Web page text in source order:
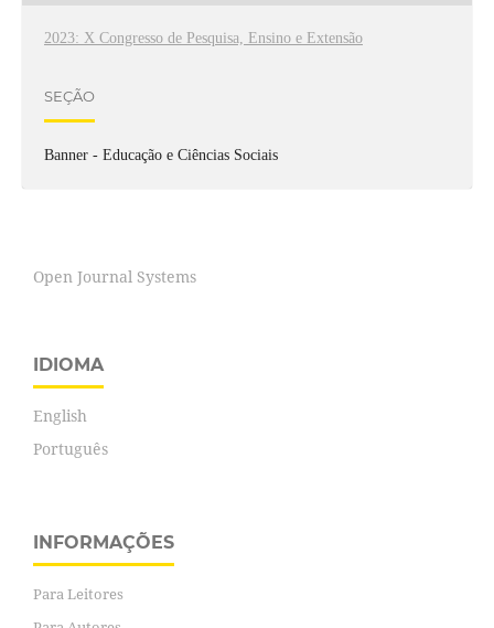
2023: X Congresso de Pesquisa, Ensino e Extensão
SEÇÃO
Banner - Educação e Ciências Sociais
Open Journal Systems
IDIOMA
English
Português
INFORMAÇÕES
Para Leitores